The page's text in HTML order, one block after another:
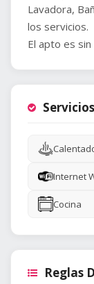
Lavadora,
los servicios.
Internet
Cocina
Reglas